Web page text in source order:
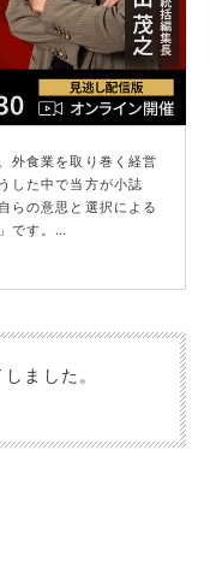
外食業を取り巻く経営
した中で当方が小誌
らの意思と選択による
です。
トとなる外食経営の原
ました。